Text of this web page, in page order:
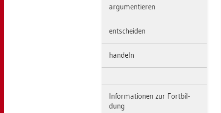
ar­gu­men­tie­ren
ent­schei­den
han­deln
In­for­ma­tio­nen zur Fort­bil­
dung